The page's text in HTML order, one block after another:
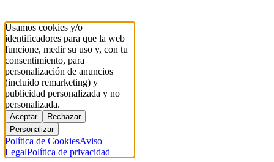
Usamos cookies y/o
identificadores para que la web
funcione, medir su uso y, con tu
consentimiento, para
personalización de anuncios
(incluido remarketing) y
publicidad personalizada y no
personalizada.
Aceptar
Rechazar
Personalizar
Política de CookiesAviso
LegalPolítica de privacidad